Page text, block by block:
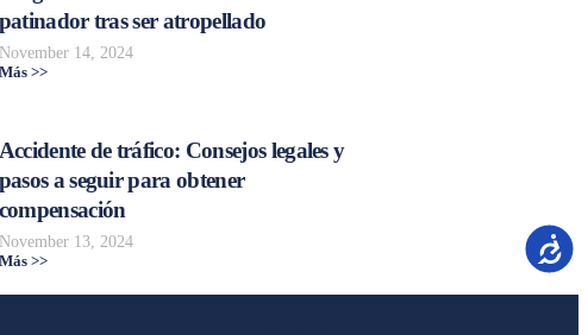
patinador tras ser atropellado
November 14, 2024
Más >>
Accidente de tráfico: Consejos legales y
pasos a seguir para obtener
compensación
November 13, 2024
Más >>